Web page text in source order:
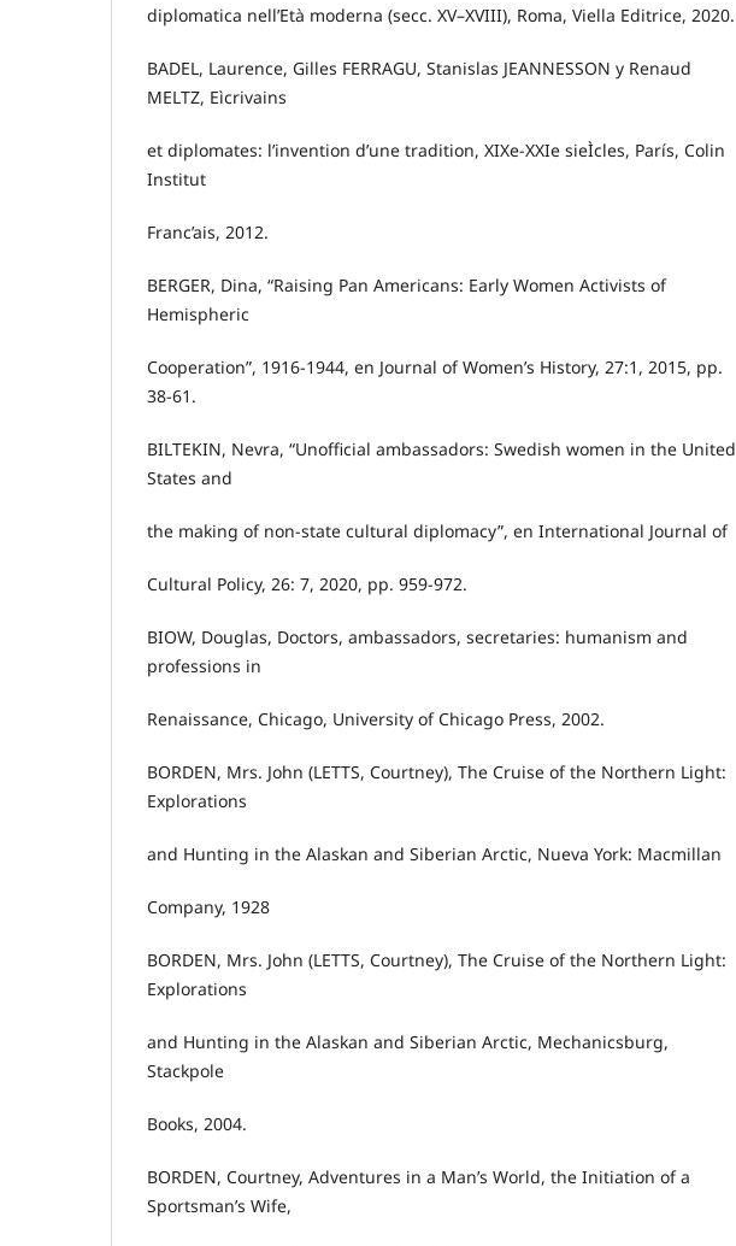
diplomatica nell’Età moderna (secc. XV–XVIII), Roma, Viella Editrice, 2020.
BADEL, Laurence, Gilles FERRAGU, Stanislas JEANNESSON y Renaud
MELTZ, Eìcrivains
et diplomates: l’invention d’une tradition, XIXe-XXIe sieÌcles, París, Colin
Institut
Franc’ais, 2012.
BERGER, Dina, “Raising Pan Americans: Early Women Activists of
Hemispheric
Cooperation”, 1916-1944, en Journal of Women’s History, 27:1, 2015, pp.
38-61.
BILTEKIN, Nevra, “Unofficial ambassadors: Swedish women in the United
States and
the making of non-state cultural diplomacy”, en International Journal of
Cultural Policy, 26: 7, 2020, pp. 959-972.
BIOW, Douglas, Doctors, ambassadors, secretaries: humanism and
professions in
Renaissance, Chicago, University of Chicago Press, 2002.
BORDEN, Mrs. John (LETTS, Courtney), The Cruise of the Northern Light:
Explorations
and Hunting in the Alaskan and Siberian Arctic, Nueva York: Macmillan
Company, 1928
BORDEN, Mrs. John (LETTS, Courtney), The Cruise of the Northern Light:
Explorations
and Hunting in the Alaskan and Siberian Arctic, Mechanicsburg,
Stackpole
Books, 2004.
BORDEN, Courtney, Adventures in a Man’s World, the Initiation of a
Sportsman’s Wife,